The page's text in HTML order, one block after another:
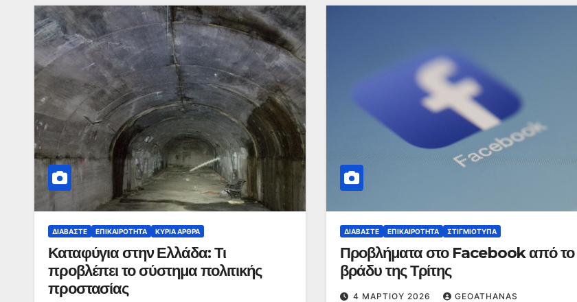
ΔΙΑΒΆΣΤΕ ΕΠΙΚΑΙΡΌΤΗΤΑ ΚΥΡΙΑ ΑΡΘΡΑ
Καταφύγια στην Ελλάδα: Τι
προβλέπει το σύστημα πολιτικής
προστασίας
ΔΙΑΒΆΣΤΕ ΕΠΙΚΑΙΡΌΤΗΤΑ ΣΤΙΓΜΙΌΤΥΠΑ
Προβλήματα στο Facebook από το
βράδυ της Τρίτης
4 ΜΑΡΤΊΟΥ 2026 GEOATHANAS